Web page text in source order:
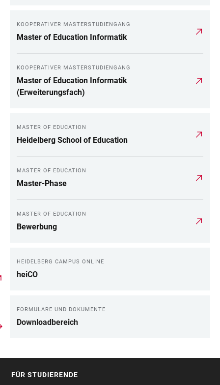
KOOPERATIVER MASTERSTUDIENGANG
Master of Education Informatik
KOOPERATIVER MASTERSTUDIENGANG
Master of Education Informatik
(Erweiterungsfach)
MASTER OF EDUCATION
Heidelberg School of Education
MASTER OF EDUCATION
Master-Phase
MASTER OF EDUCATION
Bewerbung
HEIDELBERG CAMPUS ONLINE
heiCO
FORMULARE UND DOKUMENTE
Downloadbereich
FÜR STUDIERENDE